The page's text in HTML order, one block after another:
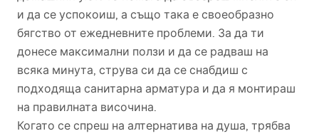
и да се успокоиш, а също така е своеобразно
бягство от ежедневните проблеми. За да ти
донесе максимални ползи и да се радваш на
всяка минута, струва си да се снабдиш с
подходяща санитарна арматура и да я монтираш
на правилната височина.
Когато се спреш на алтернатива на душа, трябва